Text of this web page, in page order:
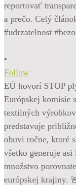
•
Follow
EÚ hovorí STOP
Európskej komisie
textilných
predstavuje
obuvi ročne, ktoré
všetko generuje
množstvo
európskej krajiny.